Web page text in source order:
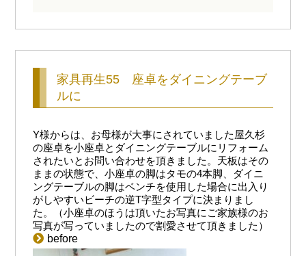
家具再生55 座卓をダイニングテーブ
ルに
Y様からは、お母様が大事にされていました屋久杉
の座卓を小座卓とダイニングテーブルにリフォーム
されたいとお問い合わせを頂きました。天板はその
ままの状態で、小座卓の脚はタモの4本脚、ダイニ
ングテーブルの脚はベンチを使用した場合に出入り
がしやすいビーチの逆T字型タイプに決まりまし
た。（小座卓のほうは頂いたお写真にご家族様のお
写真が写っていましたので割愛させて頂きました）
before